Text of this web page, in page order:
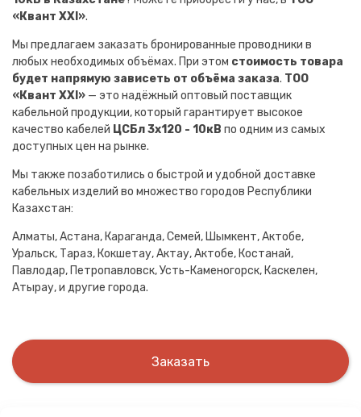
«Квант XXI».
Мы предлагаем заказать бронированные проводники в
любых необходимых объёмах. При этом стоимость товара
будет напрямую зависеть от объёма заказа. ТОО
«Квант XXI» — это надёжный оптовый поставщик
кабельной продукции, который гарантирует высокое
качество кабелей ЦСБл 3х120 - 10кВ по одним из самых
доступных цен на рынке.
Мы также позаботились о быстрой и удобной доставке
кабельных изделий во множество городов Республики
Казахстан:
Алматы, Астана, Караганда, Семей, Шымкент, Актобе,
Уральск, Тараз, Кокшетау, Актау, Актобе, Костанай,
Павлодар, Петропавловск, Усть-Каменогорск, Каскелен,
Атырау, и другие города.
Заказать